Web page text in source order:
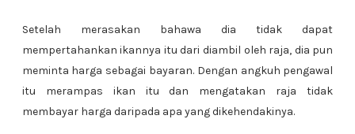
Setelah merasakan bahawa dia tidak dapat
mempertahankan ikannya itu dari diambil oleh raja, dia pun
meminta harga sebagai bayaran. Dengan angkuh pengawal
itu merampas ikan itu dan mengatakan raja tidak
membayar harga daripada apa yang dikehendakinya.